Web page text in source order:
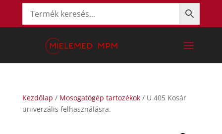
Kezdőlap / Mosogatógép tartozékok/ U 405 Kosár
univerzális felhasználásra.